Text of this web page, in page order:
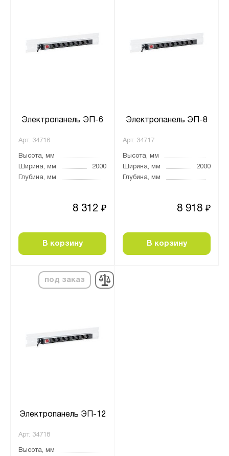
Электропанель ЭП-6
Арт. 34716
Высота, мм
Ширина, мм
2000
Глубина, мм
8 312 ₽
В корзину
Электропанель ЭП-8
Арт. 34717
Высота, мм
Ширина, мм
2000
Глубина, мм
8 918 ₽
В корзину
под заказ
Электропанель ЭП-12
Арт. 34718
Высота, мм